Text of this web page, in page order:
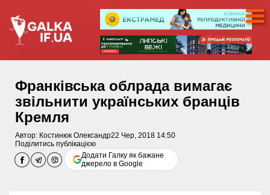
Франківська облрада вимагає
звільнити українських бранців
Кремля
Автор: Костинюк Олександр22 Чер, 2018 14:50
Поділитись публікацією
Додати Галку як бажане
джерело в Google